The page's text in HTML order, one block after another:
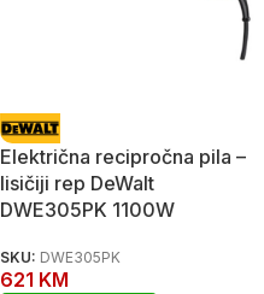
Električna recipročna pila –
lisičiji rep DeWalt
DWE305PK 1100W
SKU: DWE305PK
621 KM